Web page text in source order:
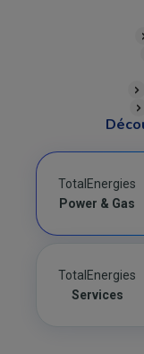
TotalEnergies
Power & Gas
TotalEnergies
Services